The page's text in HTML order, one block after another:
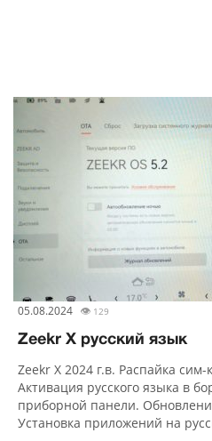
05.08.2024 👁 129
Zeekr X русский язык
Zeekr X 2024 г.в. Распайка
Активация русского языка в
приборной панели.
Установка приложений на